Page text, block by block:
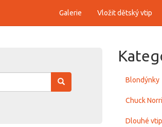
Galerie Vložit dětský vtip
Blondýnky
Chuck
Dlouhé